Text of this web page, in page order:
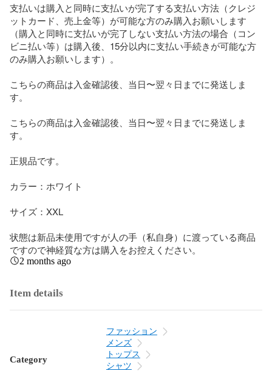
支払いは購入と同時に支払いが完了する支払い方法（クレジ
ットカード、売上金等）が可能な方のみ購入お願いします
（購入と同時に支払いが完了しない支払い方法の場合（コン
ビニ払い等）は購入後、15分以内に支払い手続きが可能な方
のみ購入お願いします）。
こちらの商品は入金確認後、当日〜翌々日までに発送しま
す。
こちらの商品は入金確認後、当日〜翌々日までに発送しま
す。
正規品です。
カラー：ホワイト
サイズ：XXL
状態は新品未使用ですが人の手（私自身）に渡っている商品
ですので神経質な方は購入をお控えください。
2 months ago
Item details
Category
ファッション
メンズ
トップス
シャツ